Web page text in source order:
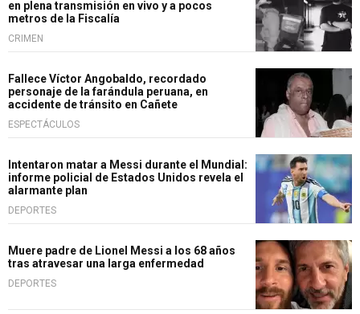
en plena transmisión en vivo y a pocos
metros de la Fiscalía
CRIMEN
Fallece Víctor Angobaldo, recordado
personaje de la farándula peruana, en
accidente de tránsito en Cañete
ESPECTÁCULOS
Intentaron matar a Messi durante el Mundial:
informe policial de Estados Unidos revela el
alarmante plan
DEPORTES
Muere padre de Lionel Messi a los 68 años
tras atravesar una larga enfermedad
DEPORTES